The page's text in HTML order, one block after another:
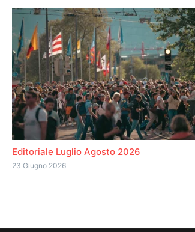
Editoriale Luglio Agosto 2026
23 Giugno 2026